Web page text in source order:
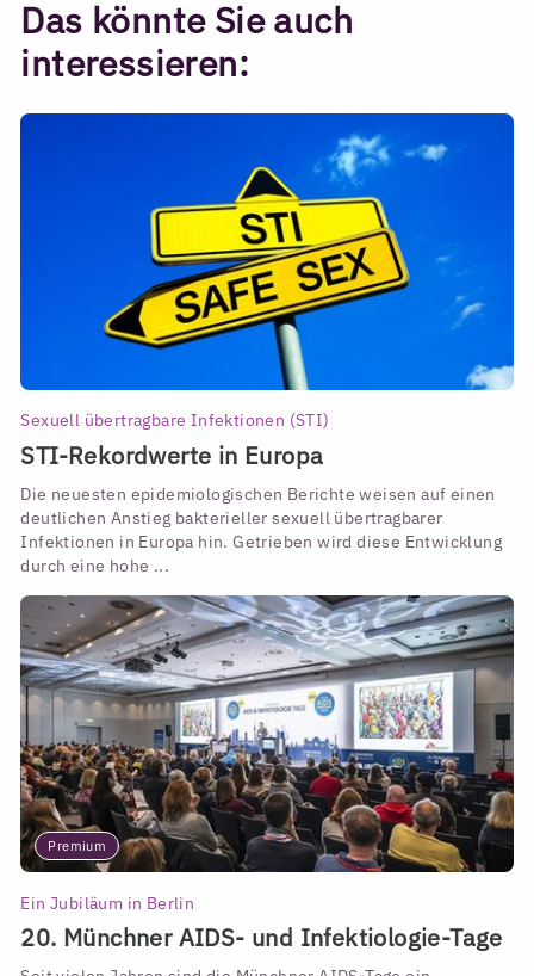
Das könnte Sie auch
interessieren:
Sexuell übertragbare Infektionen (STI)
STI-Rekordwerte in Europa
Die neuesten epidemiologischen Berichte weisen auf einen
deutlichen Anstieg bakterieller sexuell übertragbarer
Infektionen in Europa hin. Getrieben wird diese Entwicklung
durch eine hohe ...
Premium
Ein Jubiläum in Berlin
20. Münchner AIDS- und Infektiologie-Tage